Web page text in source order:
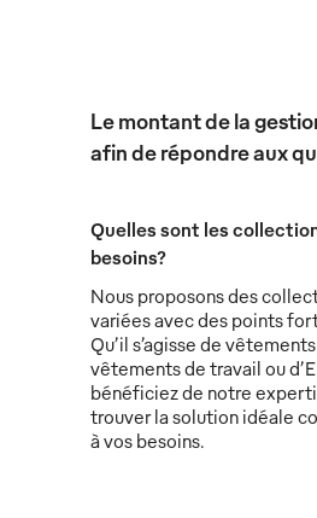
Le montant de la
afin de répondre aux
Quelles sont les
besoins?
Nous proposons des
variées avec des points
Qu’il s’agisse de
vêtements de travail ou
bénéficiez de notre
trouver la solution idéale
à vos besoins.